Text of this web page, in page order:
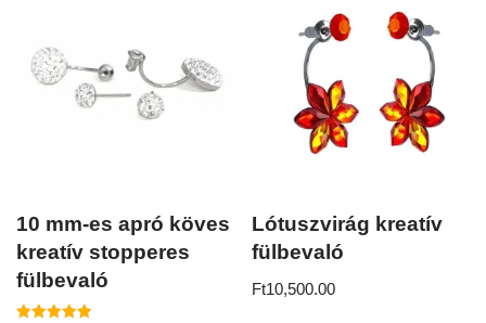
10 mm-es apró köves
kreatív stopperes
fülbevaló
Lótuszvirág kreatív
fülbevaló
Ft10,500.00